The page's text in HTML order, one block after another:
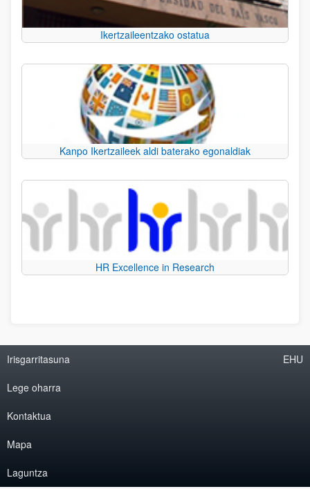
Ikertzaileentzako ostatua
Kanpo Ikertzaileek aldi baterako egonaldiak
HR Excellence in Research
Irisgarritasuna
Lege oharra
Kontaktua
Mapa
Laguntza
EHU